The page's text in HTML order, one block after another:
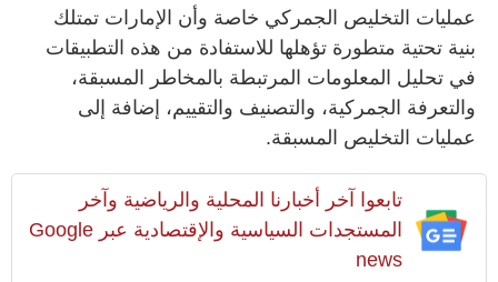
عمليات التخليص الجمركي خاصة وأن الإمارات تمتلك
بنية تحتية متطورة تؤهلها للاستفادة من هذه التطبيقات
في تحليل المعلومات المرتبطة بالمخاطر المسبقة،
والتعرفة الجمركية، والتصنيف والتقييم، إضافة إلى
عمليات التخليص المسبقة.
تابعوا آخر أخبارنا المحلية والرياضية وآخر
المستجدات السياسية والإقتصادية عبر Google
news